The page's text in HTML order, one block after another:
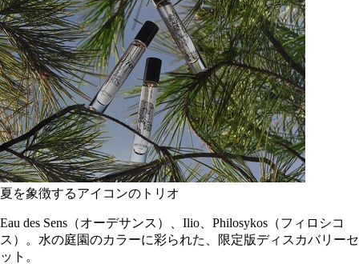
夏を象徴するアイコンのトリオ
Eau des Sens（オーデサンス）、Ilio、Philosykos（フィロシコ
ス）。水の庭園のカラーに彩られた、限定版ディスカバリーセ
ット。